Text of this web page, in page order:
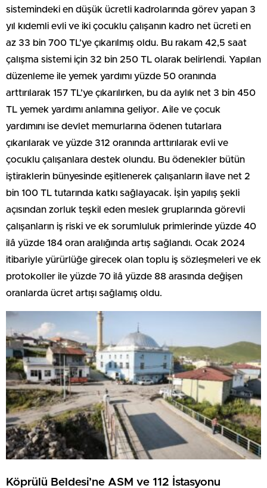
sistemindeki en düşük ücretli kadrolarında görev yapan 3
yıl kıdemli evli ve iki çocuklu çalışanın kadro net ücreti en
az 33 bin 700 TL’ye çıkarılmış oldu. Bu rakam 42,5 saat
çalışma sistemi için 32 bin 250 TL olarak belirlendi. Yapılan
düzenleme ile yemek yardımı yüzde 50 oranında
arttırılarak 157 TL’ye çıkarılırken, bu da aylık net 3 bin 450
TL yemek yardımı anlamına geliyor. Aile ve çocuk
yardımını ise devlet memurlarına ödenen tutarlara
çıkarılarak ve yüzde 312 oranında arttırılarak evli ve
çocuklu çalışanlara destek olundu. Bu ödenekler bütün
iştiraklerin bünyesinde eşitlenerek çalışanların ilave net 2
bin 100 TL tutarında katkı sağlayacak. İşin yapılış şekli
açısından zorluk teşkil eden meslek gruplarında görevli
çalışanların iş riski ve ek sorumluluk primlerinde yüzde 40
ilâ yüzde 184 oran aralığında artış sağlandı. Ocak 2024
itibariyle yürürlüğe girecek olan toplu iş sözleşmeleri ve ek
protokoller ile yüzde 70 ilâ yüzde 88 arasında değişen
oranlarda ücret artışı sağlamış oldu.
Köprülü Beldesi’ne ASM ve 112 İstasyonu